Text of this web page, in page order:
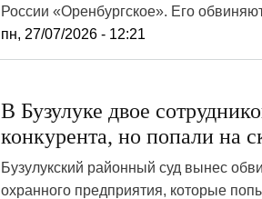
России «Оренбургское». Его
пн, 27/07/2026 - 12:21
В Бузулуке двое
конкурента, но попали на
Бузулукский районный суд вынес
охранного предприятия, которые